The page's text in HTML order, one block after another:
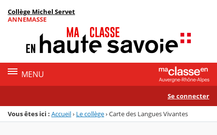
Menu de la rubrique
Contenu
Collège Michel Servet
ANNEMASSE
MENU
Se connecter
Vous êtes ici : Accueil› Le collège›Carte des Langues Vivantes